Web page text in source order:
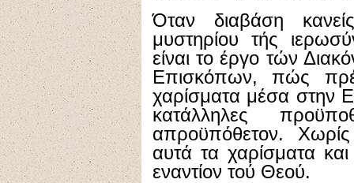
Όταν διαβάση
μυστηρίου τής
είναι το έργο τών
Επισκόπων, πώς
χαρίσματα μέσα στην
κατάλληλες
απροϋπόθετον. Χωρίς
αυτά τα χαρίσματα και
εναντίον τού Θεού.